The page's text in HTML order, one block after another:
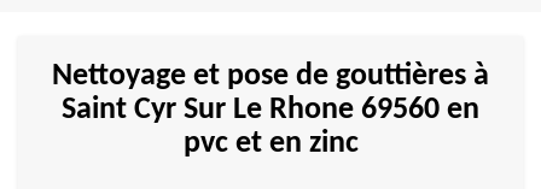
Nettoyage et pose de gouttières à
Saint Cyr Sur Le Rhone 69560 en
pvc et en zinc